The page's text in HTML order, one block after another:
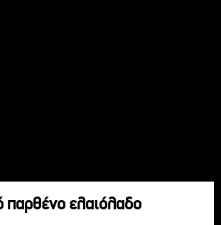
παρθένο ελαιόλαδο